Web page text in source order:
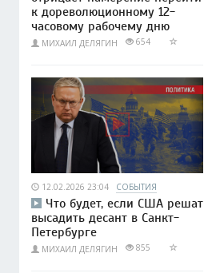
к дореволюционному 12-
часовому рабочему дню
МИХАИЛ ДЕЛЯГИН 654
12.02.2026 23:04 СОБЫТИЯ
Что будет, если США решат
высадить десант в Санкт-
Петербурге
МИХАИЛ ДЕЛЯГИН 855